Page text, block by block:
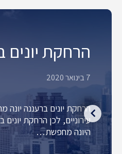
הרחקת יונים
7 בינואר 2020
הרחקת יונים ברעננה יונה
עירוניים, לכן הרחקת
היונה מחפשת…